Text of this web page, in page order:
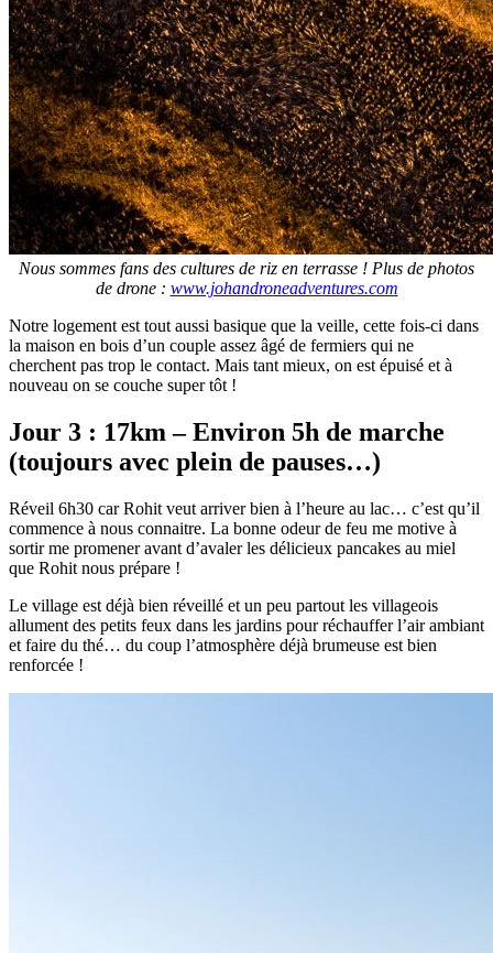
Nous sommes fans des cultures de riz en terrasse ! Plus de photos
de drone : www.johandroneadventures.com
Notre logement est tout aussi basique que la veille, cette fois-ci dans
la maison en bois d’un couple assez âgé de fermiers qui ne
cherchent pas trop le contact. Mais tant mieux, on est épuisé et à
nouveau on se couche super tôt !
Jour 3 : 17km – Environ 5h de marche
(toujours avec plein de pauses…)
Réveil 6h30 car Rohit veut arriver bien à l’heure au lac… c’est qu’il
commence à nous connaitre. La bonne odeur de feu me motive à
sortir me promener avant d’avaler les délicieux pancakes au miel
que Rohit nous prépare !
Le village est déjà bien réveillé et un peu partout les villageois
allument des petits feux dans les jardins pour réchauffer l’air ambiant
et faire du thé… du coup l’atmosphère déjà brumeuse est bien
renforcée !